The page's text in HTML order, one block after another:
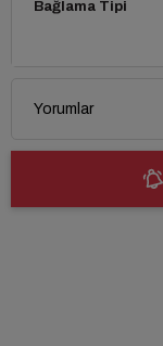
Bağlama Tipi
Yorumlar